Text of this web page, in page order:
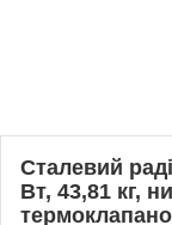
Сталевий
Вт, 43,81 кг,